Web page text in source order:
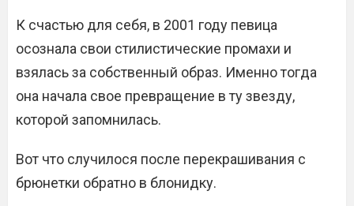
К счастью для себя, в 2001 году певица
осознала свои стилистические промахи и
взялась за собственный образ. Именно тогда
она начала свое превращение в ту звезду,
которой запомнилась.
Вот что случилося после перекрашивания с
брюнетки обратно в блонидку.